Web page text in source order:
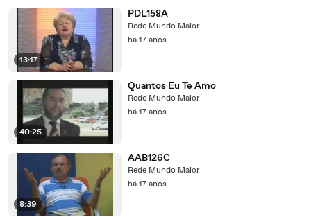
13:17
PDL158A
Rede Mundo Maior
há 17 anos
40:25
Quantos Eu Te Amo
Rede Mundo Maior
há 17 anos
8:39
AAB126C
Rede Mundo Maior
há 17 anos